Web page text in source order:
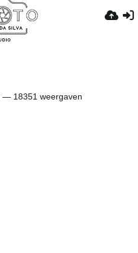
— 18351 weergaven